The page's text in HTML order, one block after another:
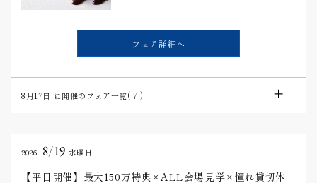
フェア詳細へ
8月17日 に開催のフェア一覧(7 )
2026. 8/19 水曜日
【平日開催】最大150万特典×ALL会場見学×憧れ貸切体